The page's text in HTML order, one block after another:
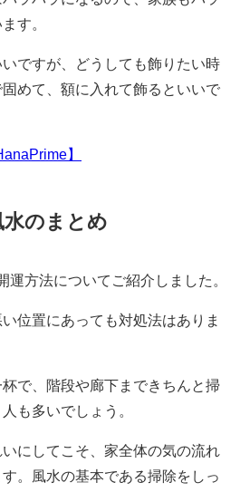
す。
ですが、どうしても飾りたい時
めて、額に入れて飾るといいで
】
水のまとめ
運方法についてご紹介しました。
位置にあっても対処法はありま
で、階段や廊下まできちんと掃
も多いでしょう。
にしてこそ、家全体の気の流れ
。風水の基本である掃除をしっ